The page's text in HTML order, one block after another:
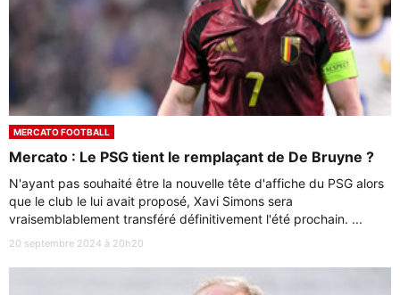
MERCATO FOOTBALL
Mercato : Le PSG tient le remplaçant de De Bruyne ?
N'ayant pas souhaité être la nouvelle tête d'affiche du PSG alors
que le club le lui avait proposé, Xavi Simons sera
vraisemblablement transféré définitivement l'été prochain. ...
20 septembre 2024 à 20h20